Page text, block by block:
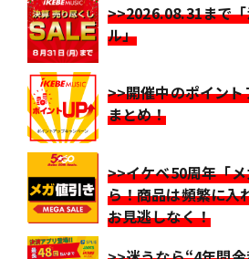
>>2026.08.31まで
ル」
>>開催中のポイン
まとめ！
>>イケベ50周年「
ら！商品は頻繁に入
お見逃しなく！